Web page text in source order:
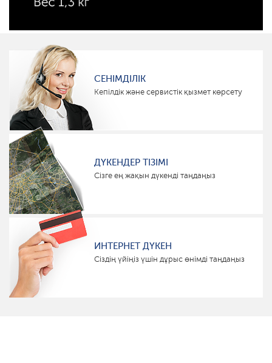
СЕНІМДІЛІК
Кепілдік және сервистік қызмет көрсету
ДҮКЕНДЕР ТІЗІМІ
Сізге ең жақын дүкенді таңдаңыз
ИНТЕРНЕТ ДҮКЕН
Сіздің үйіңіз үшін дұрыс өнімді таңдаңыз